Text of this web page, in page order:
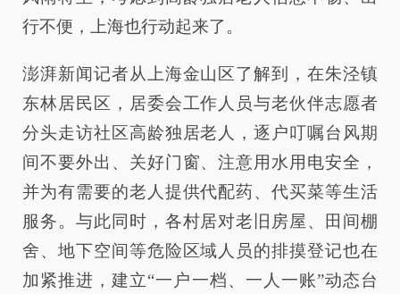
行不便，上海也行动起来了。
澎湃新闻记者从上海金山区了解到，在朱泾镇
东林居民区，居委会工作人员与老伙伴志愿者
分头走访社区高龄独居老人，逐户叮嘱台风期
间不要外出、关好门窗、注意用水用电安全，
并为有需要的老人提供代配药、代买菜等生活
服务。与此同时，各村居对老旧房屋、田间棚
舍、地下空间等危险区域人员的排摸登记也在
加紧推进，建立“一户一档、一人一账”动态台